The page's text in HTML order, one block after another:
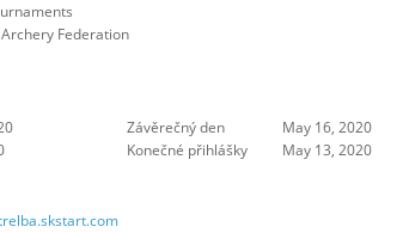
Federation
Závěrečný den
May 16, 2020
Konečné přihlášky May 13, 2020